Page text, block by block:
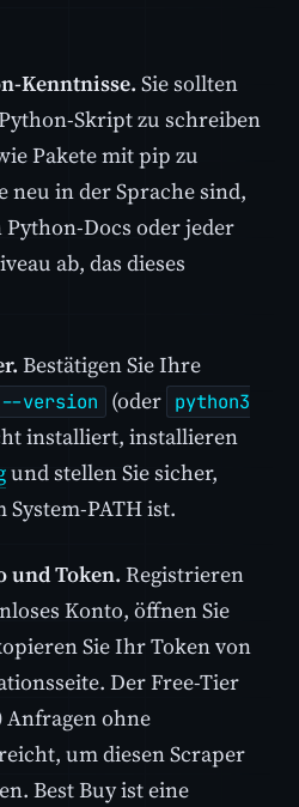
Kenntnisse. Sie sollten
Skript zu schreiben
Pakete mit pip zu
neu in der Sprache sind,
Docs oder jeder
ab, das dieses
Bestätigen Sie Ihre
version (oder python3
installiert, installieren
und stellen Sie sicher,
PATH ist.
und Token. Registrieren
Konto, öffnen Sie
Sie Ihr Token von
Der Free-Tier
Anfragen ohne
um diesen Scraper
Best Buy ist eine